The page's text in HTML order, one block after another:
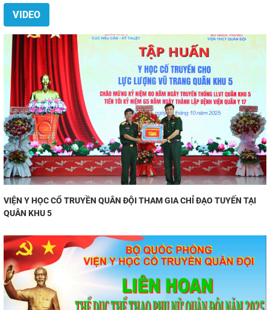
VIDEO
VIỆN Y HỌC CỔ TRUYỀN QUÂN ĐỘI THAM GIA CHỈ ĐẠO TUYẾN TẠI
QUÂN KHU 5